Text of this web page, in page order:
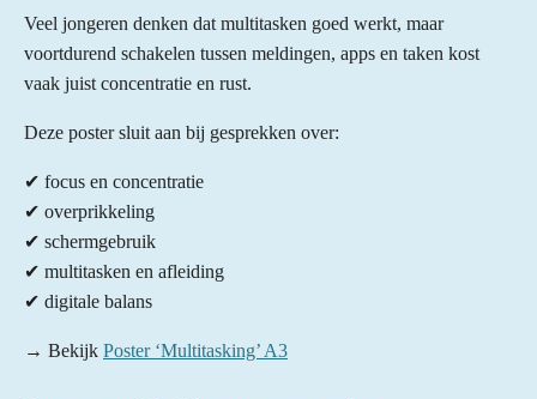
Veel jongeren denken dat multitasken goed werkt, maar
voortdurend schakelen tussen meldingen, apps en taken kost
vaak juist concentratie en rust.
Deze poster sluit aan bij gesprekken over:
✔ focus en concentratie
✔ overprikkeling
✔ schermgebruik
✔ multitasken en afleiding
✔ digitale balans
→ Bekijk Poster ‘Multitasking’ A3